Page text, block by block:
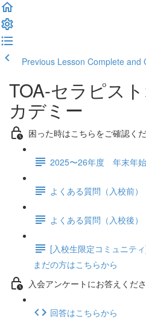
Previous Lesson Complete and
TOA-セラピス
カデミー
困った時はこちらをご確認く
2025〜26年度 年末年
よくある質問（入校前）
よくある質問（入校後）
[入校生限定コミュニテ
まだの方はこちらから
入会アンケートにお答えくだ
回答はこちらから